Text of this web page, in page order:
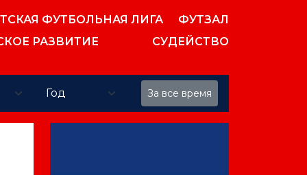
ФУТБОЛЬНАЯ ЛИГА
ФУТЗАЛ
РАЗВИТИЕ
СУДЕЙСТВО
За все время